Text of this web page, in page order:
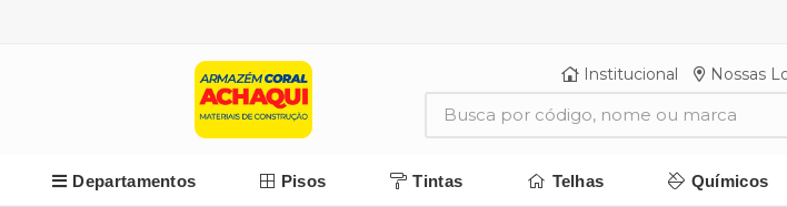
Institucional Nossas
Departamentos Pisos Tintas Telhas Químicos